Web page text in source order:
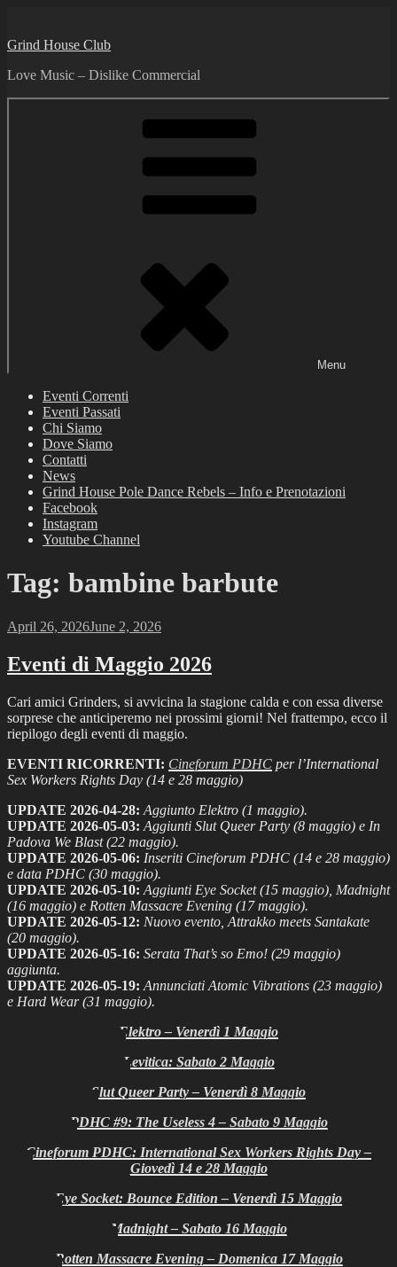
content
Grind House Club
Love Music – Dislike Commercial
Menu
Eventi Correnti
Eventi Passati
Chi Siamo
Dove Siamo
Contatti
News
Grind House Pole Dance Rebels – Info e Prenotazioni
Facebook
Instagram
Youtube Channel
Tag: bambine barbute
Posted
April 26, 2026June 2, 2026
Eventi di Maggio 2026
Cari amici Grinders, si avvicina la stagione calda e con essa diverse
sorprese che anticiperemo nei prossimi giorni! Nel frattempo, ecco il
riepilogo degli eventi di maggio.
EVENTI RICORRENTI: Cineforum PDHC per l’International
Sex Workers Rights Day (14 e 28 maggio)
UPDATE 2026-04-28: Aggiunto Elektro (1 maggio).
UPDATE 2026-05-03: Aggiunti Slut Queer Party (8 maggio) e In
Padova We Blast (22 maggio).
UPDATE 2026-05-06: Inseriti Cineforum PDHC (14 e 28 maggio)
e data PDHC (30 maggio).
UPDATE 2026-05-10: Aggiunti Eye Socket (15 maggio), Madnight
(16 maggio) e Rotten Massacre Evening (17 maggio).
UPDATE 2026-05-12: Nuovo evento, Attrakko meets Santakate
(20 maggio).
UPDATE 2026-05-16: Serata That’s so Emo! (29 maggio)
aggiunta.
UPDATE 2026-05-19: Annunciati Atomic Vibrations (23 maggio)
e Hard Wear (31 maggio).
Elektro – Venerdì 1 Maggio
Levitica: Sabato 2 Maggio
Slut Queer Party – Venerdì 8 Maggio
PDHC #9: The Useless 4 – Sabato 9 Maggio
Cineforum PDHC: International Sex Workers Rights Day –
Giovedì 14 e 28 Maggio
Eye Socket: Bounce Edition – Venerdì 15 Maggio
Madnight – Sabato 16 Maggio
Rotten Massacre Evening – Domenica 17 Maggio